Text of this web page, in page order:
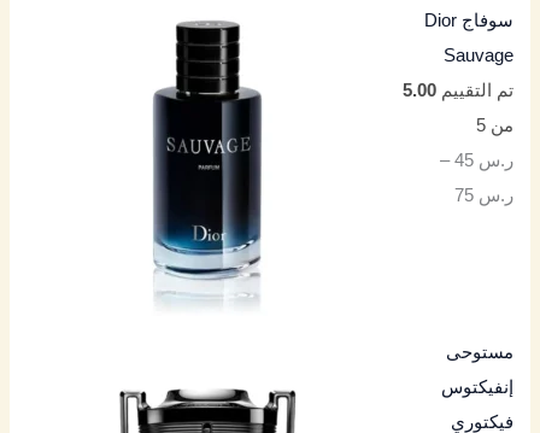
سوفاج Dior
Sauvage
تم التقييم5.00
من 5
ر.س 45
–
ر.س 75
مستوحى
إنفيكتوس
فيكتوري